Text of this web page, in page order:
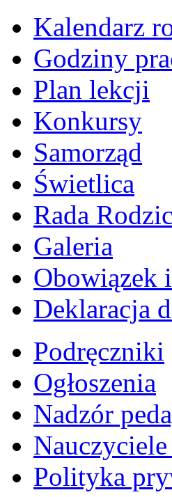
Kalendarz
Godziny
Plan lekcji
Konkursy
Samorząd
Świetlica
Rada
Galeria
Obowiązek
Deklaracja
Podręczniki
Ogłoszenia
Nadzór
Nauczyciele
Polityka